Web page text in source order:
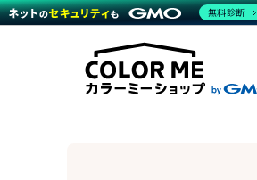
商材一覧を見る
機能一覧を見る
料金
プラン・料金一覧を見る
事例
運営サポート
サポート一覧を見る
無料診断